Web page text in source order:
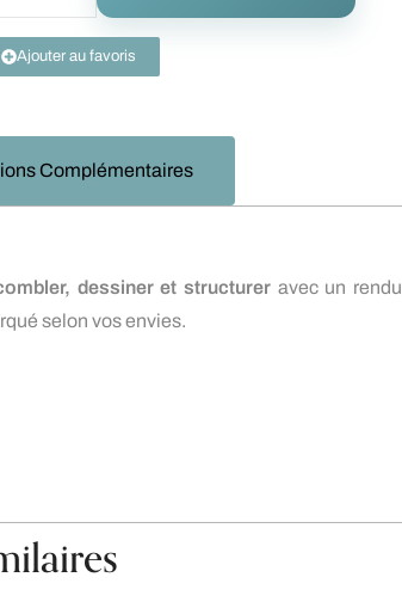
Ajouter au favoris
Complémentaires
dessiner et structureravec un rendu
selon vos envies.